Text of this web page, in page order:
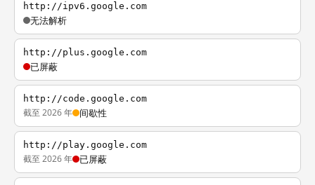
http://ipv6.google.com
无法解析
http://plus.google.com
已屏蔽
http://code.google.com
截至 2026 年 间歇性
http://play.google.com
截至 2026 年 已屏蔽